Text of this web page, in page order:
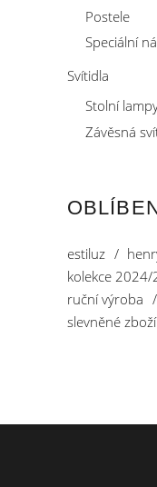
Postele
Speciální
Svítidla
Stolní
Závěsná
estiluz
kolekce 2024/
ruční výroba
slevněné zboží